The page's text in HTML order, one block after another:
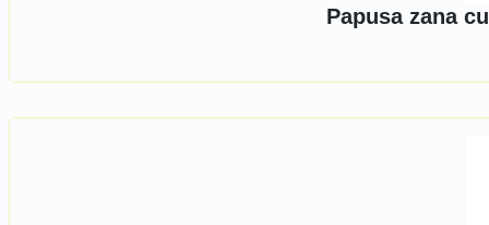
Papusa zana